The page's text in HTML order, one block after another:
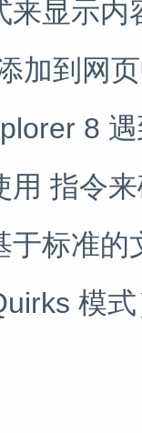
来显示
加到网
8 遇
用 指令
于标准
模